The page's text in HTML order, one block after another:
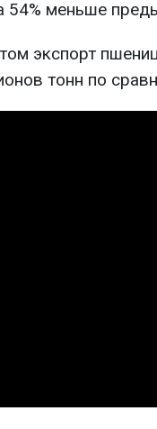
54% меньше
экспорт
тонн по